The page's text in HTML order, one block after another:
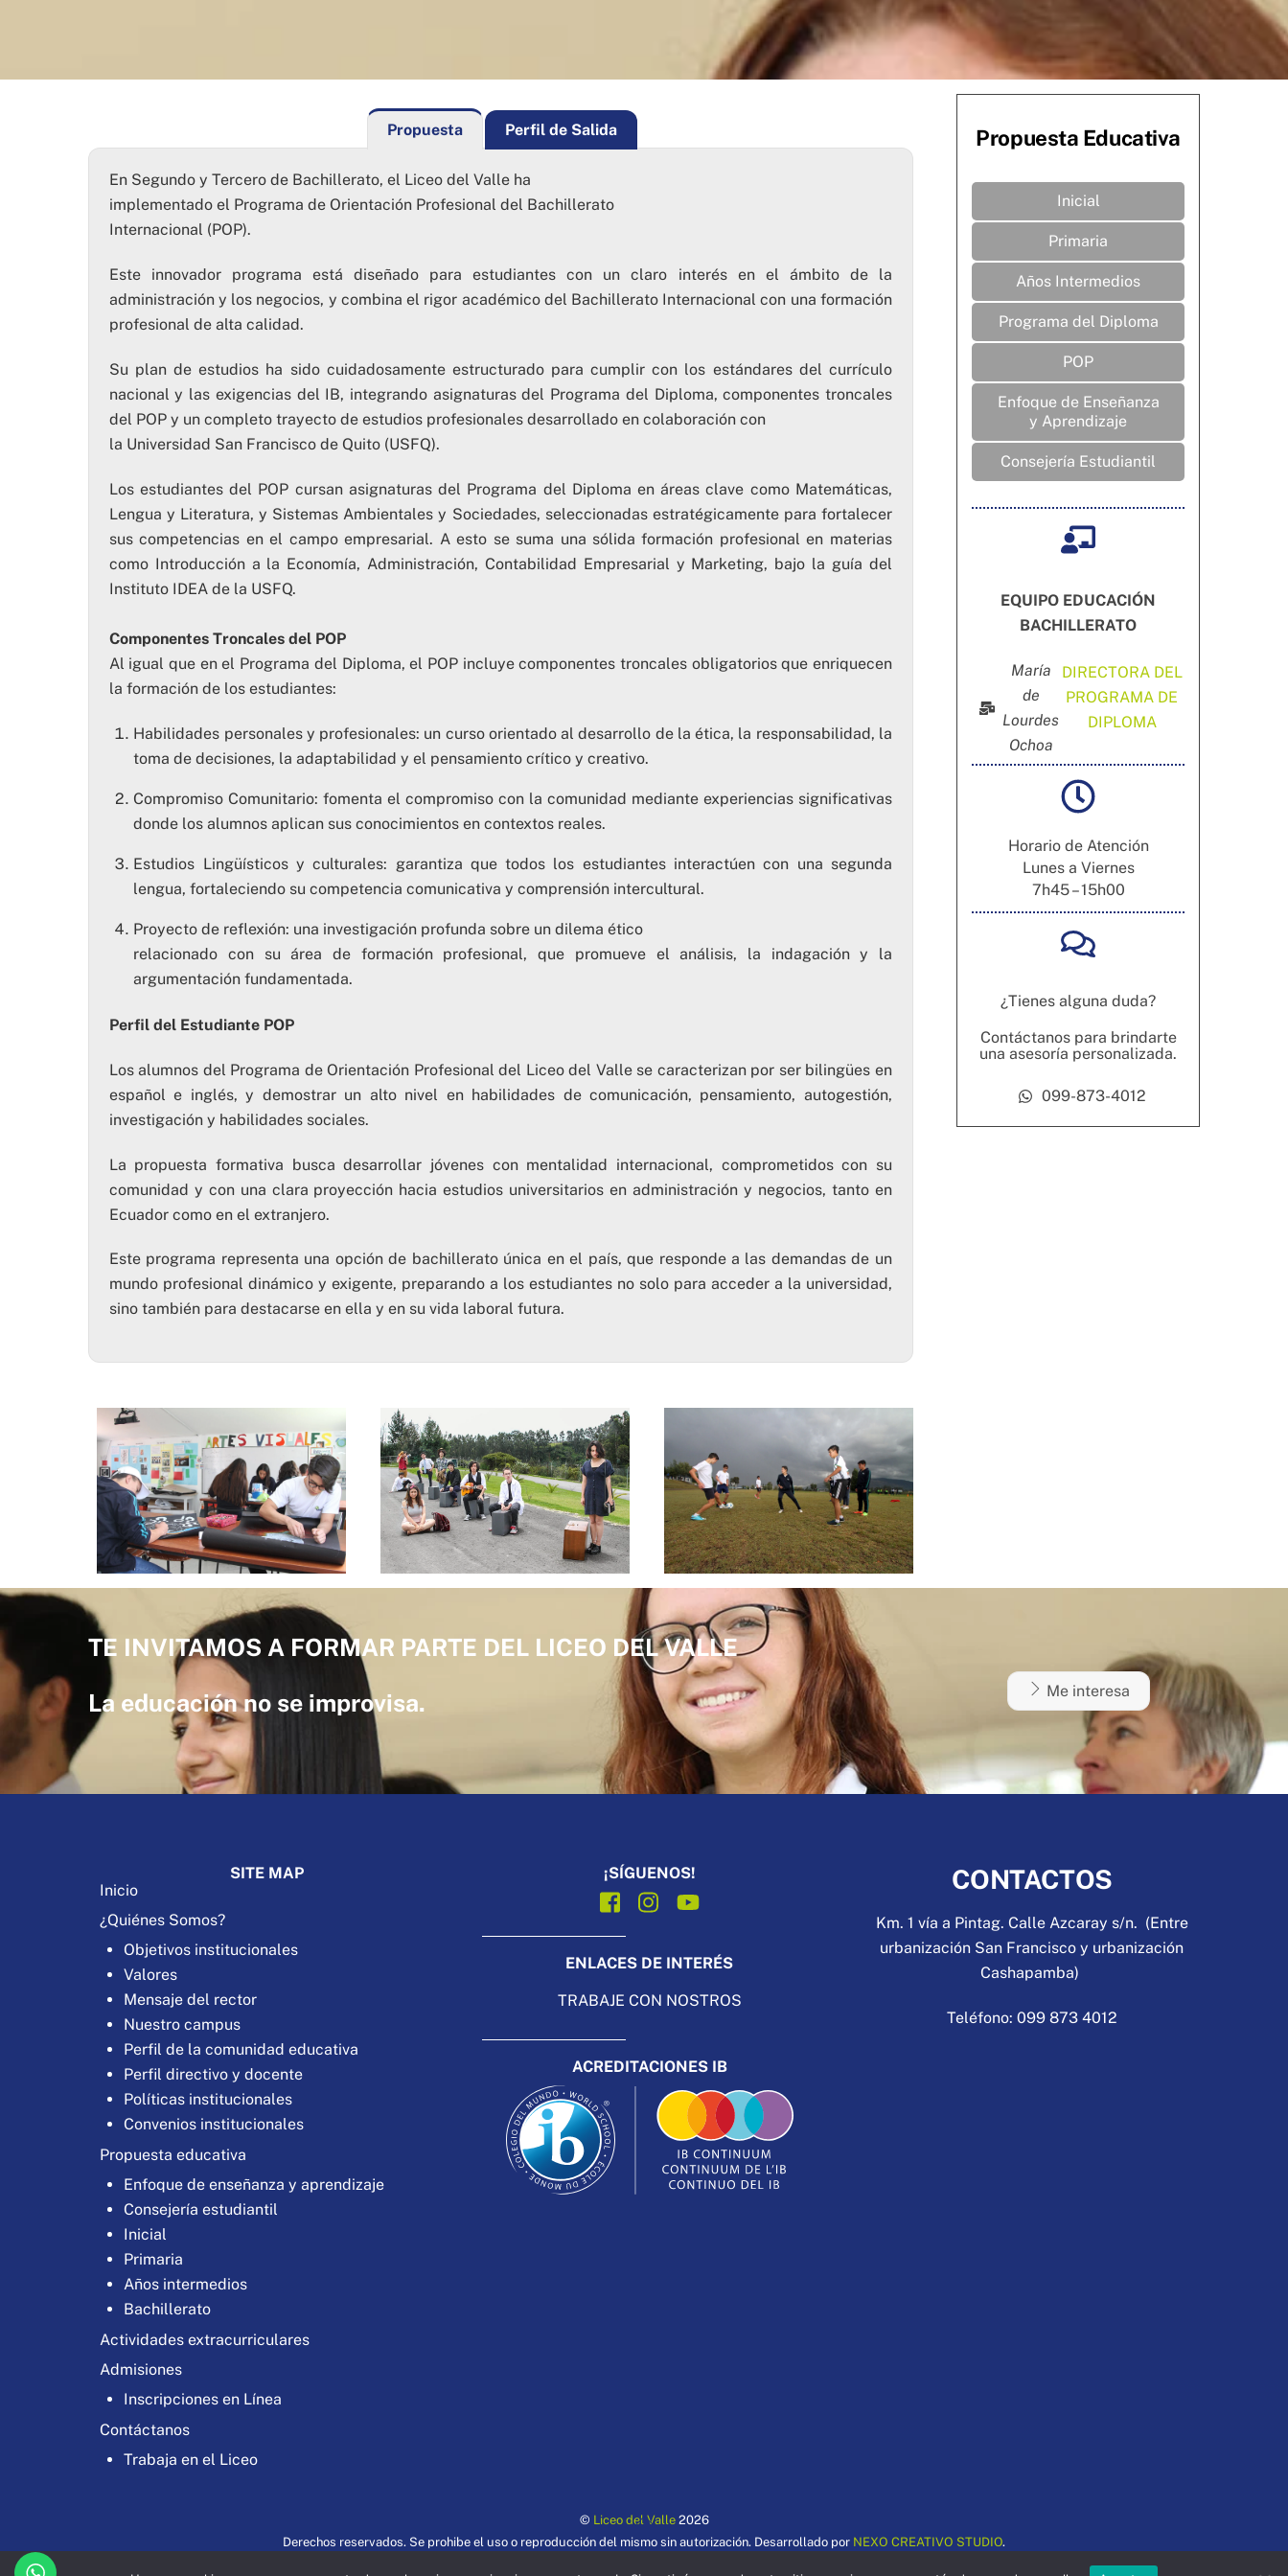
Propuesta Perfil de Salida
En Segundo y Tercero de Bachillerato, el Liceo del Valle ha
implementado el Programa de Orientación Profesional del Bachillerato
Internacional (POP).
Este innovador programa está diseñado para estudiantes con un claro interés en el ámbito de la
administración y los negocios, y combina el rigor académico del Bachillerato Internacional con una formación
profesional de alta calidad.
Su plan de estudios ha sido cuidadosamente estructurado para cumplir con los estándares del currículo
nacional y las exigencias del IB, integrando asignaturas del Programa del Diploma, componentes troncales
del POP y un completo trayecto de estudios profesionales desarrollado en colaboración con
la Universidad San Francisco de Quito (USFQ).
Los estudiantes del POP cursan asignaturas del Programa del Diploma en áreas clave como Matemáticas,
Lengua y Literatura, y Sistemas Ambientales y Sociedades, seleccionadas estratégicamente para fortalecer
sus competencias en el campo empresarial. A esto se suma una sólida formación profesional en materias
como Introducción a la Economía, Administración, Contabilidad Empresarial y Marketing, bajo la guía del
Instituto IDEA de la USFQ.
Componentes Troncales del POP
Al igual que en el Programa del Diploma, el POP incluye componentes troncales obligatorios que enriquecen
la formación de los estudiantes:
Habilidades personales y profesionales: un curso orientado al desarrollo de la ética, la responsabilidad, la
toma de decisiones, la adaptabilidad y el pensamiento crítico y creativo.
Compromiso Comunitario: fomenta el compromiso con la comunidad mediante experiencias significativas
donde los alumnos aplican sus conocimientos en contextos reales.
Estudios Lingüísticos y culturales: garantiza que todos los estudiantes interactúen con una segunda
lengua, fortaleciendo su competencia comunicativa y comprensión intercultural.
Proyecto de reflexión: una investigación profunda sobre un dilema ético
relacionado con su área de formación profesional, que promueve el análisis, la indagación y la
argumentación fundamentada.
Perfil del Estudiante POP
Los alumnos del Programa de Orientación Profesional del Liceo del Valle se caracterizan por ser bilingües en
español e inglés, y demostrar un alto nivel en habilidades de comunicación, pensamiento, autogestión,
investigación y habilidades sociales.
La propuesta formativa busca desarrollar jóvenes con mentalidad internacional, comprometidos con su
comunidad y con una clara proyección hacia estudios universitarios en administración y negocios, tanto en
Ecuador como en el extranjero.
Este programa representa una opción de bachillerato única en el país, que responde a las demandas de un
mundo profesional dinámico y exigente, preparando a los estudiantes no solo para acceder a la universidad,
sino también para destacarse en ella y en su vida laboral futura.
Propuesta Educativa
Inicial
Primaria
Años Intermedios
Programa del Diploma
POP
Enfoque de Enseñanza
y Aprendizaje
Consejería Estudiantil
EQUIPO EDUCACIÓN
BACHILLERATO
María
de
Lourdes
Ochoa
DIRECTORA DEL
PROGRAMA DE
DIPLOMA
Horario de Atención
Lunes a Viernes
7h45 – 15h00
¿Tienes alguna duda?
Contáctanos para brindarte
una asesoría personalizada.
099-873-4012
TE INVITAMOS A FORMAR PARTE DEL LICEO DEL VALLE
La educación no se improvisa.
Me interesa
SITE MAP
Inicio
¿Quiénes Somos?
Objetivos institucionales
Valores
Mensaje del rector
Nuestro campus
Perfil de la comunidad educativa
Perfil directivo y docente
Políticas institucionales
Convenios institucionales
Propuesta educativa
Enfoque de enseñanza y aprendizaje
Consejería estudiantil
Inicial
Primaria
Años intermedios
Bachillerato
Actividades extracurriculares
Admisiones
Inscripciones en Línea
Contáctanos
Trabaja en el Liceo
¡SÍGUENOS!
ENLACES DE INTERÉS
TRABAJE CON NOSTROS
ACREDITACIONES IB
CONTACTOS
Km. 1 vía a Pintag. Calle Azcaray s/n. (Entre
urbanización San Francisco y urbanización
Cashapamba)
Teléfono: 099 873 4012
Back
To
© Liceo del Valle2026
Derechos reservados. Se prohibe el uso o reproducción del mismo sin autorización. Desarrollado por NEXO CREATIVO STUDIO.